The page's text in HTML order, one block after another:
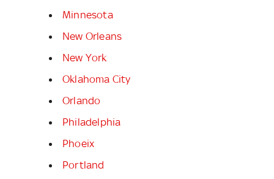
Minnesota
New Orleans
New York
Oklahoma City
Orlando
Philadelphia
Phoeix
Portland